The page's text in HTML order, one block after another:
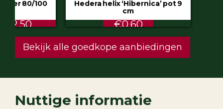
Klimop aan stok pot 1.5 liter 80/100
ALTIJD LAAG €2.50
Hedera helix ‘Hibernica’ pot 9
cm
liter